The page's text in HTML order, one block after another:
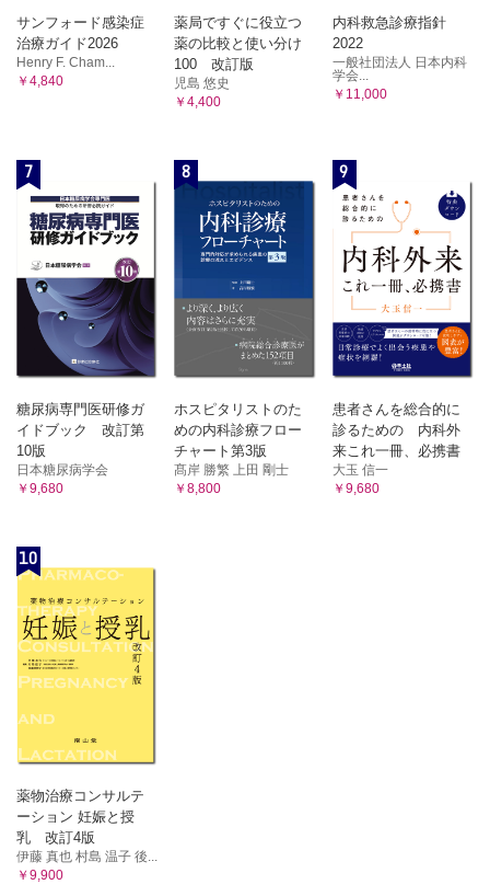
漢方薬
91 漢方薬でも副作用に要注意！
92 漢方薬の7割に甘草!?
93 DO処方に気をつけ麻黄！
95 リバースの方法を知ろう！ ワルファリン
96 ヘパリンで知っておいてほしいこと
97 NOAC（新規経口抗凝固薬）はいいことだらけ!?
感染症
98 インフルエンザにオセルタミビル？ 麻黄湯？
99 季節性インフルエンザ 曝露後予防投与は必要？
column 経口第3世代セフェム系薬を安易に使用しない
輸液
100 末梢静脈栄養（PPN）用アミノ酸輸液製剤を再確認しよ
う
101 意外と知らない中心静脈栄養のこと
その他
102 その抗ヒスタミン薬，運転できる!?
103 めまい薬の使い分け
104 1カ月に1回のエリスロポエチン
106 意外に多い!? 薬剤性高プロラクチン血症
107 造影剤 ─ 内服薬と既往の確認を！
サンフォード感染症
治療ガイド2026
Henry F. Cham...
￥4,840
薬局ですぐに役立つ
薬の比較と使い分け
100 改訂版
児島 悠史
￥4,400
内科救急診療指針
2022
一般社団法人 日本内科
学会...
￥11,000
7
糖尿病専門医研修ガ
イドブック 改訂第
10版
日本糖尿病学会
￥9,680
8
ホスピタリストのた
めの内科診療フロー
チャート第3版
髙岸 勝繁 上田 剛士
￥8,800
9
患者さんを総合的に
診るための 内科外
来これ一冊、必携書
大玉 信一
￥9,680
10
薬物治療コンサルテ
ーション 妊娠と授
乳 改訂4版
伊藤 真也 村島 温子 後...
￥9,900